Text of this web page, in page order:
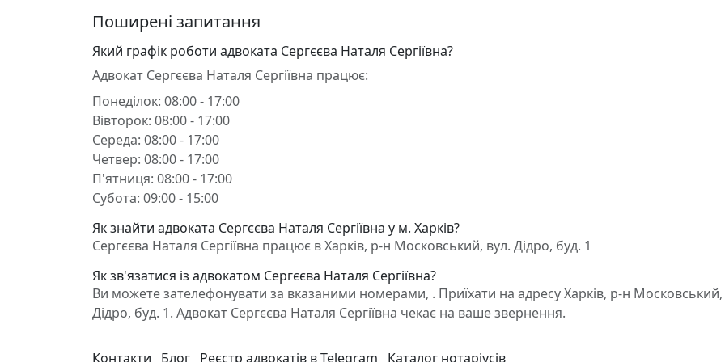
Поширені запитання
Який графік роботи адвоката Сергєєва Наталя Сергіївна?
Адвокат Сергєєва Наталя Сергіївна працює:
Понеділок: 08:00 - 17:00
Вівторок: 08:00 - 17:00
Середа: 08:00 - 17:00
Четвер: 08:00 - 17:00
П'ятниця: 08:00 - 17:00
Субота: 09:00 - 15:00
Як знайти адвоката Сергєєва Наталя Сергіївна у м. Харків?
Сергєєва Наталя Сергіївна працює в Харків, р-н Московський, вул. Дідро, буд. 1
Як зв'язатися із адвокатом Сергєєва Наталя Сергіївна?
Ви можете зателефонувати за вказаними номерами, . Приїхати на адресу Харків, р-н Московський,
Дідро, буд. 1. Адвокат Сергєєва Наталя Сергіївна чекає на ваше звернення.
Контакти Блог Реєстр адвокатів в Telegram Каталог нотаріусів